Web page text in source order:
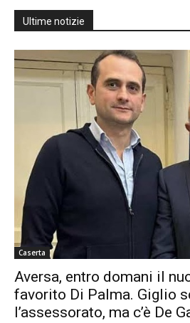
Ultime notizie
Caserta
Aversa, entro domani il
favorito Di Palma. Giglio
l’assessorato, ma c’è De